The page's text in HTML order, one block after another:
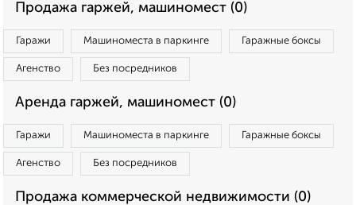
Продажа гаржей, машиномест (0)
Гаражи Машиноместа в паркинге Гаражные боксы
Агенство Без посредников
Аренда гаржей, машиномест (0)
Гаражи Машиноместа в паркинге Гаражные боксы
Агенство Без посредников
Продажа коммерческой недвижимости (0)